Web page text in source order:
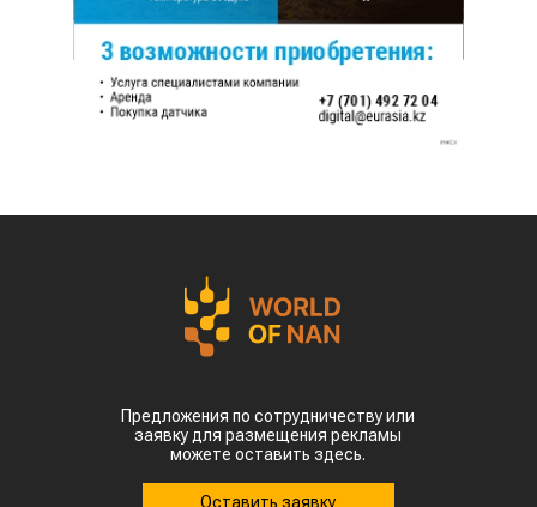
Предложения по сотрудничеству или
заявку для размещения рекламы
можете оставить здесь.
Оставить заявку